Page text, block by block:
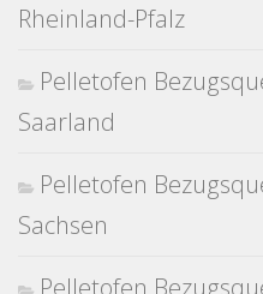
Rheinland-Pfalz
Pelletofen
Saarland
Pelletofen
Sachsen
Pelletofen